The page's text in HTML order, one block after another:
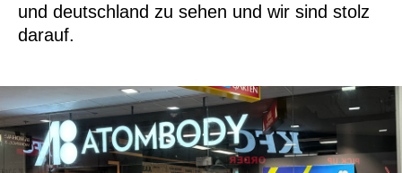
und deutschland zu sehen und wir sind stolz
darauf.